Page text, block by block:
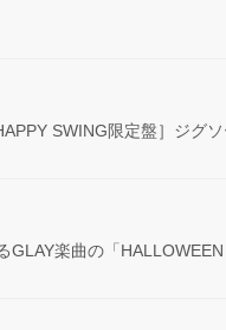
SWING限定盤］ジグ
楽曲の「